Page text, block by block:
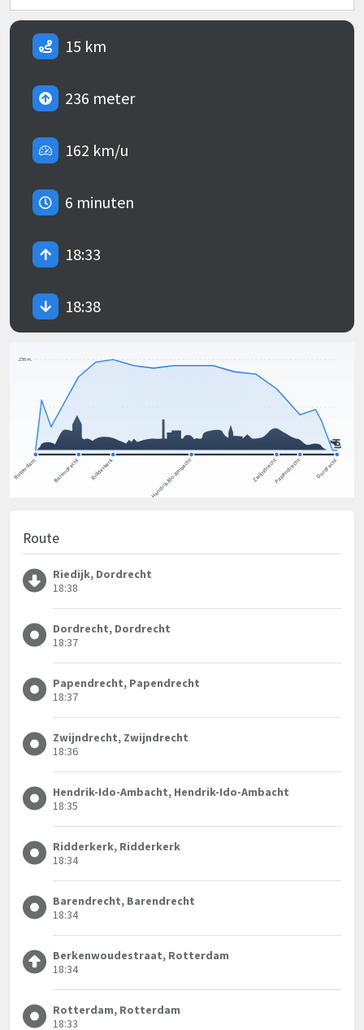
15 km
236 meter
162 km/u
6 minuten
18:33
18:38
Route
Riedijk, Dordrecht
18:38
Dordrecht, Dordrecht
18:37
Papendrecht, Papendrecht
18:37
Zwijndrecht, Zwijndrecht
18:36
Hendrik-Ido-Ambacht, Hendrik-Ido-Ambacht
18:35
Ridderkerk, Ridderkerk
18:34
Barendrecht, Barendrecht
18:34
Berkenwoudestraat, Rotterdam
18:34
Rotterdam, Rotterdam
18:33